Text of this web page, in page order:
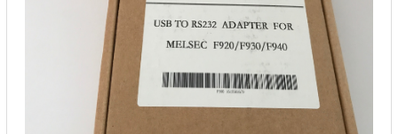
COPYRIGHT 2018. ALL RIGHTS RESERVED